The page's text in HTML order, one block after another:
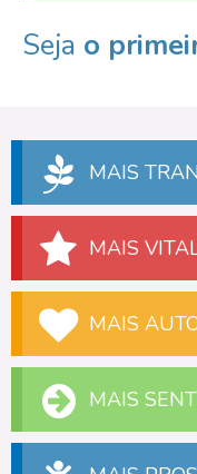
Seja o
MAIS
MAIS
MAIS
MAIS